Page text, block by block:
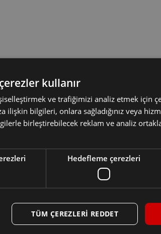
kullanır
ve trafiğimizi analiz etmek için
ilişkin bilgileri, onlara sağladığınız veya
birleştirebilecek reklam ve analiz
Hedefleme çerezleri
TÜM ÇEREZLERI REDDET